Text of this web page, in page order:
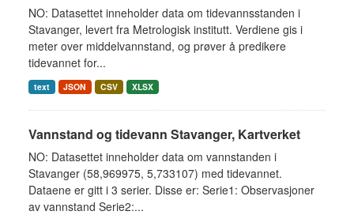
NO: Datasettet inneholder data om tidevannsstanden i
Stavanger, levert fra Metrologisk institutt. Verdiene gis i
meter over middelvannstand, og prøver å predikere
tidevannet for...
text JSON CSV XLSX
Vannstand og tidevann Stavanger, Kartverket
NO: Datasettet inneholder data om vannstanden i
Stavanger (58,969975, 5,733107) med tidevannet.
Dataene er gitt i 3 serier. Disse er: Serie1: Observasjoner
av vannstand Serie2:...